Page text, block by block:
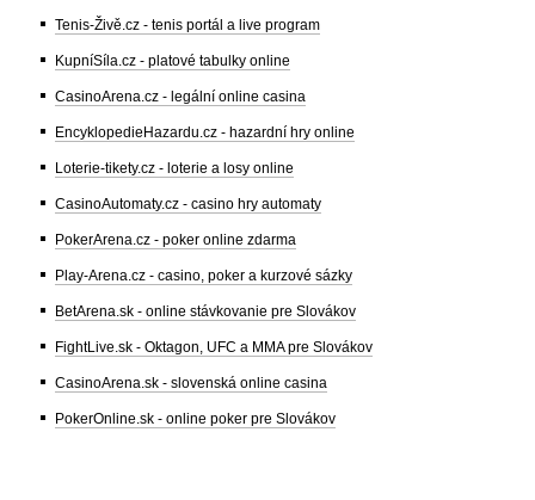
Tenis-Živě.cz - tenis portál a live program
KupníSíla.cz - platové tabulky online
CasinoArena.cz - legální online casina
EncyklopedieHazardu.cz - hazardní hry online
Loterie-tikety.cz - loterie a losy online
CasinoAutomaty.cz - casino hry automaty
PokerArena.cz - poker online zdarma
Play-Arena.cz - casino, poker a kurzové sázky
BetArena.sk - online stávkovanie pre Slovákov
FightLive.sk - Oktagon, UFC a MMA pre Slovákov
CasinoArena.sk - slovenská online casina
PokerOnline.sk - online poker pre Slovákov